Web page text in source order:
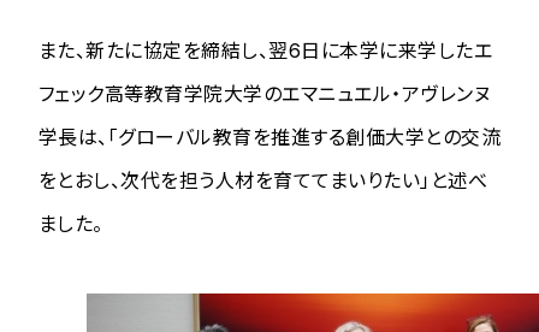
また、新たに協定を締結し、翌6日に本学に来学したエ
フェック高等教育学院大学のエマニュエル・アヴレンヌ
学長は、「グローバル教育を推進する創価大学との交流
をとおし、次代を担う人材を育ててまいりたい」と述べ
ました。